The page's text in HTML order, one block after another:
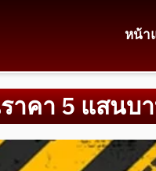
หน้า
าคา 5 แสนบ